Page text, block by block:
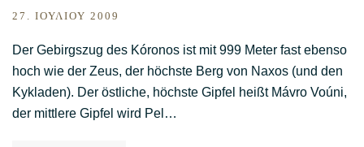
27. ΙΟΥΛΊΟΥ 2009
Der Gebirgszug des Kóronos ist mit 999 Meter fast ebenso
hoch wie der Zeus, der höchste Berg von Naxos (und den
Kykladen). Der östliche, höchste Gipfel heißt Mávro Voúni,
der mittlere Gipfel wird Pel…